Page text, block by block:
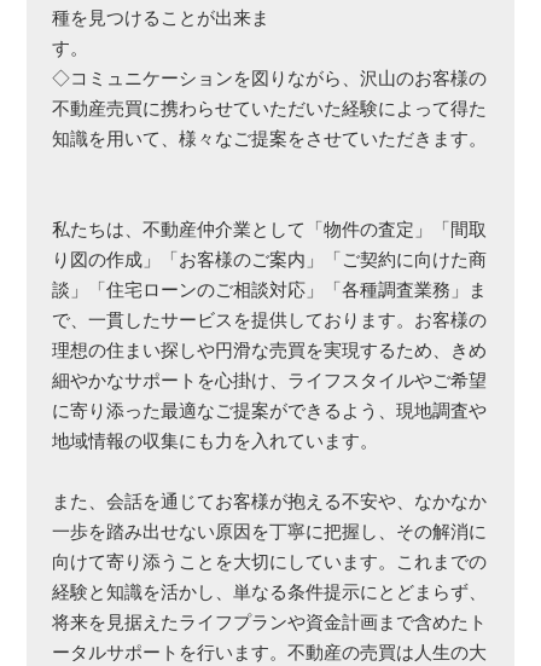
種を見つけることが出来ま
す
◇コミュニケーションを図りながら、沢山のお客様の
不動産売買に携わらせていただいた経験によって得た
知識を用いて、様々なご提案をさせていただきます。
私たちは、不動産仲介業として「物件の査定」「間取
り図の作成」「お客様のご案内」「ご契約に向けた商
談」「住宅ローンのご相談対応」「各種調査業務」ま
で、一貫したサービスを提供しております。お客様の
理想の住まい探しや円滑な売買を実現するため、きめ
細やかなサポートを心掛け、ライフスタイルやご希望
に寄り添った最適なご提案ができるよう、現地調査や
地域情報の収集にも力を入れています。
また、会話を通じてお客様が抱える不安や、なかなか
一歩を踏み出せない原因を丁寧に把握し、その解消に
向けて寄り添うことを大切にしています。これまでの
経験と知識を活かし、単なる条件提示にとどまらず、
将来を見据えたライフプランや資金計画まで含めたト
ータルサポートを行います。不動産の売買は人生の大